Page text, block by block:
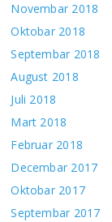
Novembar 2018
Oktobar 2018
Septembar 2018
August 2018
Juli 2018
Mart 2018
Februar 2018
Decembar 2017
Oktobar 2017
Septembar 2017